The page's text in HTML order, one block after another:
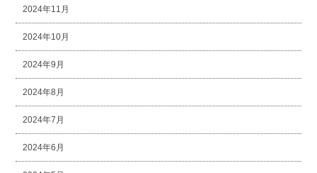
2024年11月
2024年10月
2024年9月
2024年8月
2024年7月
2024年6月